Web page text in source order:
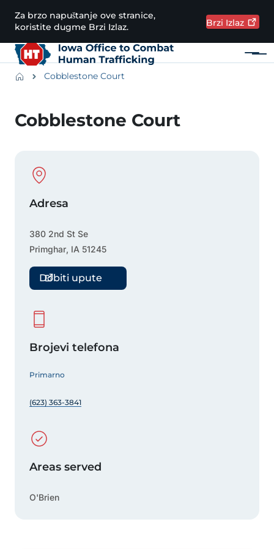
Preskoči na glavni sadržaj
Za brzo napuštanje ove stranice,
koristite dugme Brzi Izlaz.
Brzi Izlaz
Meni
BreadcrumbsCobblestone Court
Cobblestone Court
Physical Location
Adresa
380 2nd St Se
Primghar, IA 51245
Dobiti upute
Brojevi telefona
Primarno
(623) 363-3841
Areas served
O'Brien